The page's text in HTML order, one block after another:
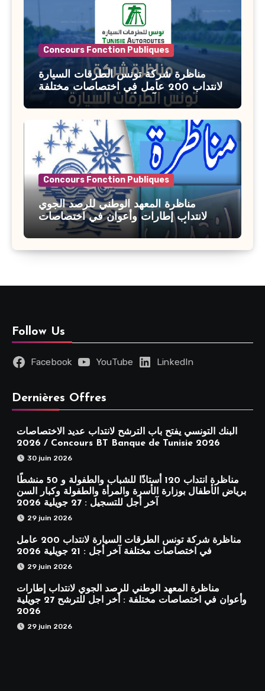
Concours Fonction Publiques
مناظرة شركة تونس الطرقات السيارة
لانتداب 200 عامل في اختصاصات مختلفة
آخر أجل : 21 جويلية 2026
Concours Fonction Publiques
مناظرة المعهد الوطني للرصد الجوي
لانتداب إطارات وأعوان في اختصاصات
مختلفة : أخر اجل للترشح 27 جويلية 2026
Follow Us
Facebook YouTube LinkedIn
Dernières Offres
البنك التونسي يفتح باب الترشح لانتداب عديد الاختصاصات
2026 / Concours BT Banque de Tunisie 2026
30 juin 2026
مناظرة انتداب 120 أستاذًا للشباب والطفولة و 50 منشطًا
برياض الأطفال بوزارة الأسرة والمرأة والطفولة وكبار السن
آخر أجل للتسجيل : 27 جويلية 2026
29 juin 2026
مناظرة شركة تونس الطرقات السيارة لانتداب 200 عامل
في اختصاصات مختلفة آخر أجل : 21 جويلية 2026
29 juin 2026
مناظرة المعهد الوطني للرصد الجوي لانتداب إطارات
وأعوان في اختصاصات مختلفة : أخر اجل للترشح 27 جويلية
2026
29 juin 2026